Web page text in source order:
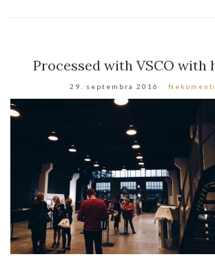
Processed with VSCO with
29. septembra 2016